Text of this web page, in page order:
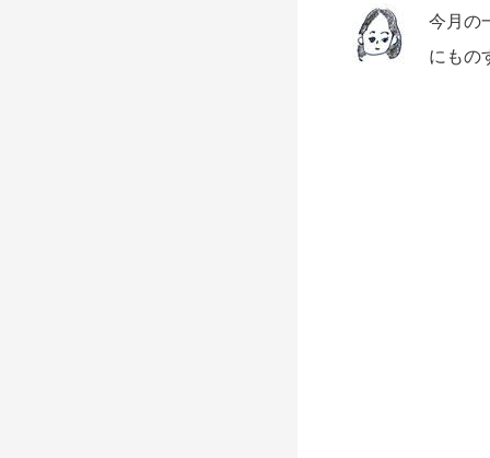
今月の
にもの